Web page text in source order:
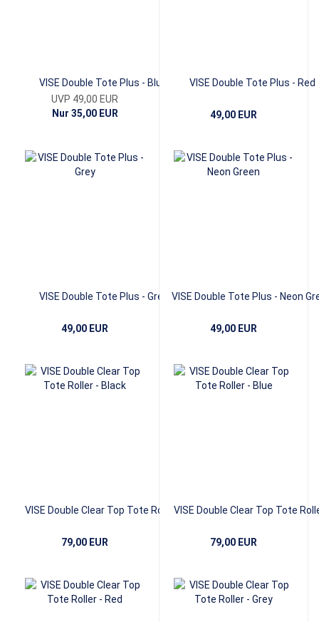
VISE Double Tote Plus - Blue
UVP 49,00 EUR
Nur 35,00 EUR
VISE Double Tote Plus - Red
49,00 EUR
VISE Double Tote Plus - Grey
49,00 EUR
VISE Double Tote Plus - Neon
49,00 EUR
VISE Double Clear Top Tote Roller -
79,00 EUR
VISE Double Clear Top Tote
79,00 EUR